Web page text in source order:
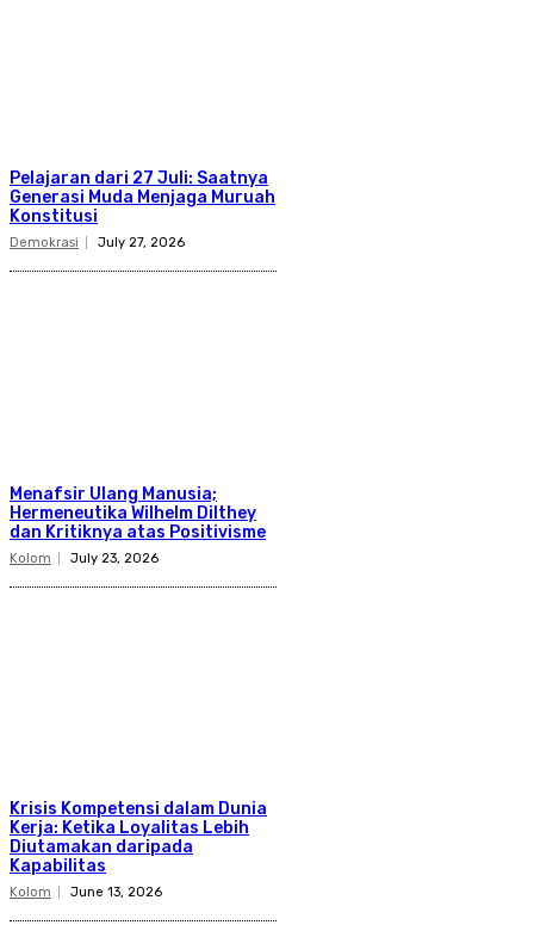
Pelajaran dari 27 Juli: Saatnya
Generasi Muda Menjaga Muruah
Konstitusi
Demokrasi July 27, 2026
Menafsir Ulang Manusia;
Hermeneutika Wilhelm Dilthey
dan Kritiknya atas Positivisme
Kolom July 23, 2026
Krisis Kompetensi dalam Dunia
Kerja: Ketika Loyalitas Lebih
Diutamakan daripada
Kapabilitas
Kolom June 13, 2026